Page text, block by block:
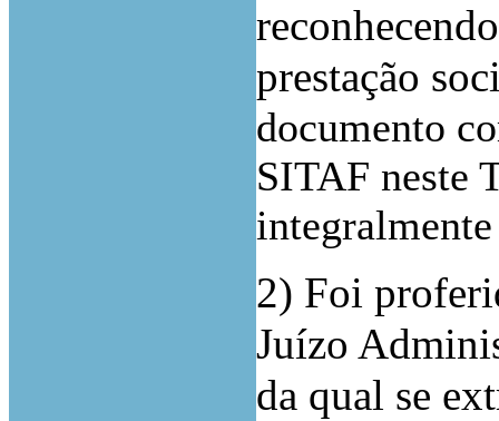
prestação
documento
SITAF neste
2) Foi
Juízo
da qual se